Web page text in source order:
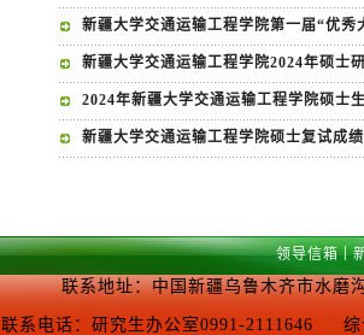
新疆大学交通运输工程学院第一届“优秀
新疆大学交通运输工程学院2024年硕士
2024年新疆大学交通运输工程学院硕士
新疆大学交通运输工程学院硕士复试成
领导信箱 |
联系地址：中国新疆乌鲁木齐市水
联系电话：研究生办公室0991-2111646